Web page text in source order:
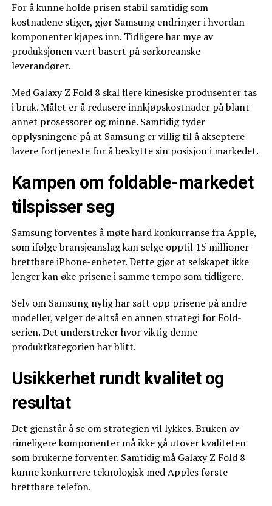
For å kunne holde prisen stabil samtidig som
kostnadene stiger, gjør Samsung endringer i hvordan
komponenter kjøpes inn. Tidligere har mye av
produksjonen vært basert på sørkoreanske
leverandører.
Med Galaxy Z Fold 8 skal flere kinesiske produsenter tas
i bruk. Målet er å redusere innkjøpskostnader på blant
annet prosessorer og minne. Samtidig tyder
opplysningene på at Samsung er villig til å akseptere
lavere fortjeneste for å beskytte sin posisjon i markedet.
Kampen om foldable-markedet
tilspisser seg
Samsung forventes å møte hard konkurranse fra Apple,
som ifølge bransjeanslag kan selge opptil 15 millioner
brettbare iPhone-enheter. Dette gjør at selskapet ikke
lenger kan øke prisene i samme tempo som tidligere.
Selv om Samsung nylig har satt opp prisene på andre
modeller, velger de altså en annen strategi for Fold-
serien. Det understreker hvor viktig denne
produktkategorien har blitt.
Usikkerhet rundt kvalitet og
resultat
Det gjenstår å se om strategien vil lykkes. Bruken av
rimeligere komponenter må ikke gå utover kvaliteten
som brukerne forventer. Samtidig må Galaxy Z Fold 8
kunne konkurrere teknologisk med Apples første
brettbare telefon.